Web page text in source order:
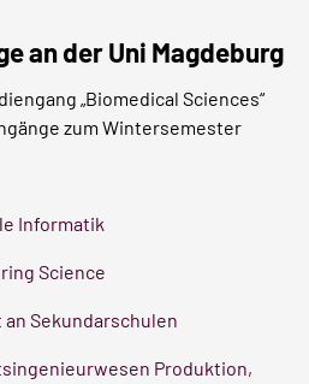
an der Uni Magdeburg
„Biomedical Sciences“
zum Wintersemester
Informatik
Science
Sekundarschulen
Produktion,